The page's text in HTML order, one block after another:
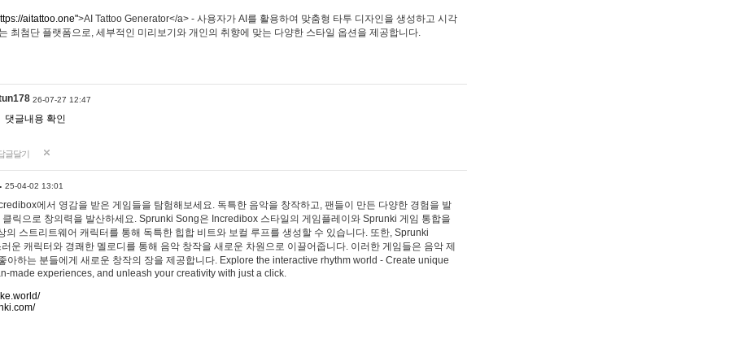
aitattoo.one">AI Tattoo Generator</a> - 사용자가 AI를 활용하여 맞춤형 타투 디자인을 생성하고 시각
최첨단 플랫폼으로, 세부적인 미리보기와 개인의 취향에 맞는 다양한 스타일 옵션을 제공합니다.
26-07-27 12:47
댓글내용 확인
글달기
25-04-02 13:01
에서 영감을 받은 게임들을 탐험해보세요. 독특한 음악을 창작하고, 팬들이 만든 다양한 경험을 발
클릭으로 창의력을 발산하세요. Sprunki Song은 Incredibox 스타일의 게임플레이와 Sprunki 게임 통합을
의 스트리트웨어 캐릭터를 통해 독특한 힙합 비트와 보컬 루프를 생성할 수 있습니다. 또한, Sprunki
운 캐릭터와 경쾌한 멜로디를 통해 음악 창작을 새로운 차원으로 이끌어줍니다. 이러한 게임들은 음악 제
아하는 분들에게 새로운 창작의 장을 제공합니다. Explore the interactive rhythm world - Create unique
made experiences, and unleash your creativity with just a click.